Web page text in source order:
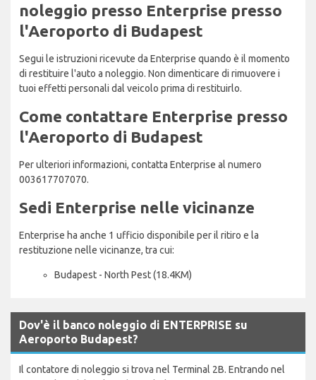
noleggio presso Enterprise presso
l'Aeroporto di Budapest
Segui le istruzioni ricevute da Enterprise quando è il momento
di restituire l'auto a noleggio. Non dimenticare di rimuovere i
tuoi effetti personali dal veicolo prima di restituirlo.
Come contattare Enterprise presso
l'Aeroporto di Budapest
Per ulteriori informazioni, contatta Enterprise al numero
003617707070.
Sedi Enterprise nelle vicinanze
Enterprise ha anche 1 ufficio disponibile per il ritiro e la
restituzione nelle vicinanze, tra cui:
Budapest - North Pest (18.4KM)
Dov'è il banco noleggio di ENTERPRISE su
Aeroporto Budapest?
Il contatore di noleggio si trova nel Terminal 2B. Entrando nel